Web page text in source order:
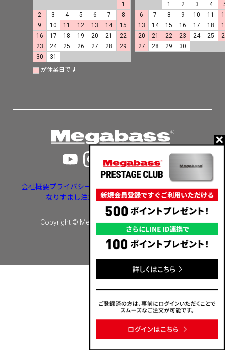
カートに入れる
1
2
3 4 5 6 7
8
9
10 11 12 13 14
15
16
17 18 19 20 21
22
23
24 25 26 27 28
29
30
31
1
2 3 4
6
7 8 9 10 11
13
14 15 16 17 18
20
21 22 23 24 25
27
28 29 30
が休業日です
会社概要プライバシーポリシー特定商取引法に基づく表示
なりすまし注文・いたずら注文等への対応
Copyright © Megabass inc. All rights reserved.